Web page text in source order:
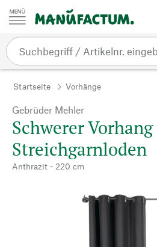
Zum Inhalt springen
Startseite Vorhänge
Gebrüder Mehler
Schwerer Vorhang
Streichgarnloden
Anthrazit - 220 cm